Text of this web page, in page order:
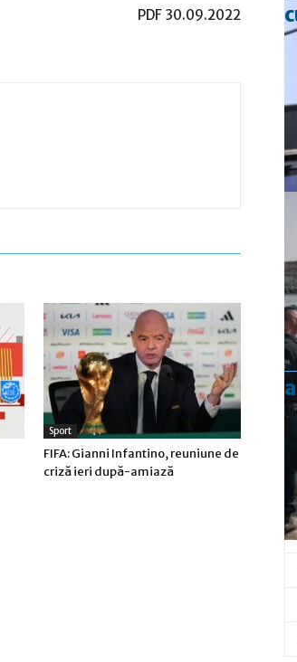
PDF 30.09.2022
Sport
FIFA: Gianni Infantino, reuniune de
criză ieri după-amiază